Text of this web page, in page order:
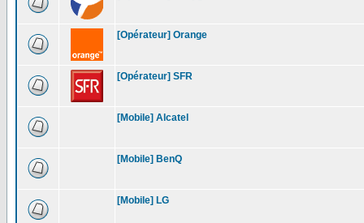
[Opérateur] Orange
[Opérateur] SFR
[Mobile] Alcatel
[Mobile] BenQ
[Mobile] LG